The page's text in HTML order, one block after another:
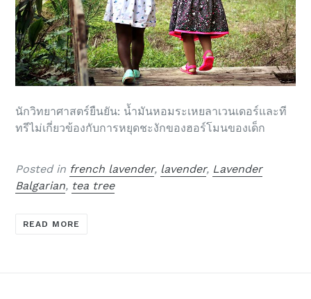
นักวิทยาศาสตร์ยืนยัน: น้ำมันหอมระเหยลาเวนเดอร์และที
ทรีไม่เกี่ยวข้องกับการหยุดชะงักของฮอร์โมนของเด็ก
Posted in french lavender, lavender, Lavender
Balgarian, tea tree
READ MORE